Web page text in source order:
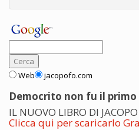
Web jacopofo.com
Democrito non fu il
IL NUOVO LIBRO DI
Clicca qui per scaricarlo